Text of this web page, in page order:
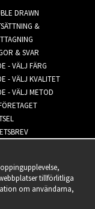
DRAWN
&
& SVAR
- VÄLJ FÄRG
- VÄLJ KVALITET
- VÄLJ METOD
tillförlitliga
om användarna,